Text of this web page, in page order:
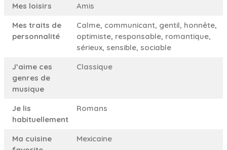
Mes loisirs
Amis
Mes traits de
personnalité
Calme, communicant, gentil, honnête,
optimiste, responsable, romantique,
sérieux, sensible, sociable
J’aime ces
genres de
musique
Classique
Je lis
habituellement
Romans
Ma cuisine
Mexicaine